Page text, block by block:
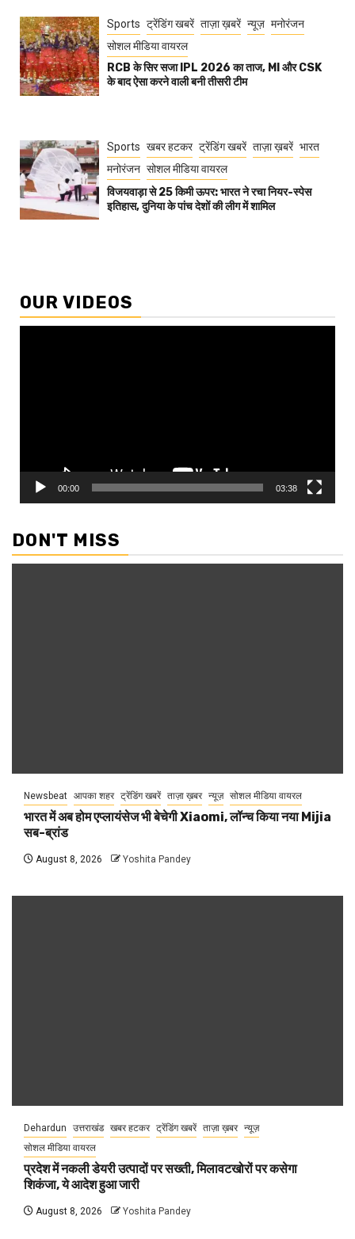
Sports ट्रेंडिंग खबरें ताज़ा ख़बरें न्यूज़ मनोरंजन
सोशल मीडिया वायरल
RCB के सिर सजा IPL 2026 का ताज, MI और CSK
के बाद ऐसा करने वाली बनी तीसरी टीम
Sports खबर हटकर ट्रेंडिंग खबरें ताज़ा ख़बरें भारत
मनोरंजन सोशल मीडिया वायरल
विजयवाड़ा से 25 किमी ऊपर: भारत ने रचा नियर-स्पेस
इतिहास, दुनिया के पांच देशों की लीग में शामिल
OUR VIDEOS
00:00 03:38
DON'T MISS
Newsbeat आपका शहर ट्रेंडिंग खबरें ताज़ा ख़बर न्यूज़ सोशल मीडिया वायरल
भारत में अब होम एप्लायंसेज भी बेचेगी Xiaomi, लॉन्च किया नया Mijia
सब-ब्रांड
August 8, 2026 Yoshita Pandey
Dehardun उत्तराखंड खबर हटकर ट्रेंडिंग खबरें ताज़ा ख़बर न्यूज़
सोशल मीडिया वायरल
प्रदेश में नकली डेयरी उत्पादों पर सख्ती, मिलावटखोरों पर कसेगा
शिकंजा, ये आदेश हुआ जारी
August 8, 2026 Yoshita Pandey